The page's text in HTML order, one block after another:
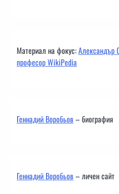
Материал на фокус:Александър
професор WikiPedia
Геннадий Воробьов– биография
Геннадий Воробьов– личен сайт